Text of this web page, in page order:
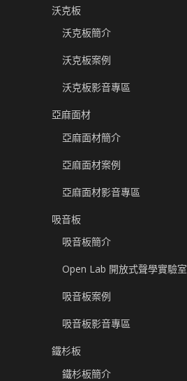
沃克板
沃克板簡介
沃克板案例
沃克板影音專區
亞麻面材
亞麻面材簡介
亞麻面材案例
亞麻面材影音專區
吸音板
吸音板簡介
Open Lab 開放式聲學實驗室
吸音板案例
吸音板影音專區
鐵杉板
鐵杉板簡介